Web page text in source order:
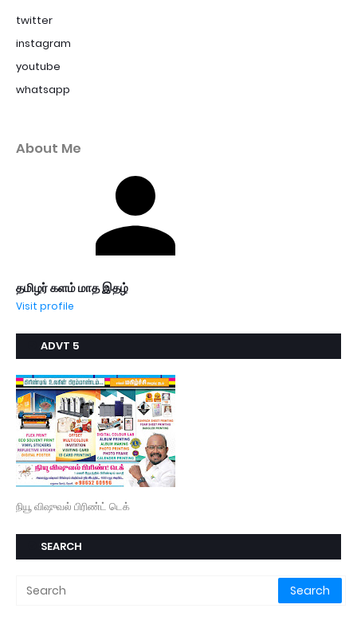
twitter
instagram
youtube
whatsapp
About Me
தமிழர் களம் மாத இதழ்
Visit profile
ADVT 5
நியூ விஷுவல் பிரிண்ட் டெக்
SEARCH